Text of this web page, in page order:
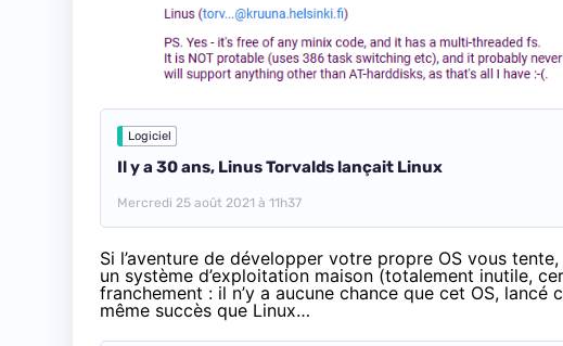
Logiciel
Il y a 30 ans, Linus Torvalds lançait Linux
Mercredi 25 août 2021 à 11h37
Si l’aventure de développer votre propre OS vous
un système d’exploitation maison (totalement inutile,
franchement : il n’y a aucune chance que cet OS,
même succès que Linux…